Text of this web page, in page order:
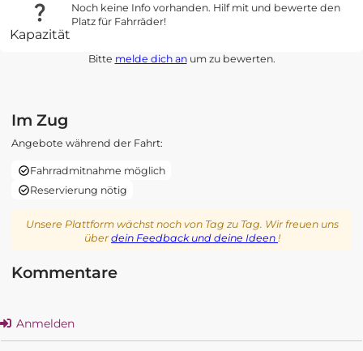
Kapazität
Noch keine Info vorhanden. Hilf mit und bewerte den
Platz für Fahrräder!
Bitte melde dich anum zu bewerten.
Im Zug
Angebote während der Fahrt:
Fahrradmitnahme möglich
Reservierung nötig
Unsere Plattform wächst noch von Tag zu Tag. Wir freuen uns
überdein Feedback und deine Ideen !
Kommentare
Anmelden